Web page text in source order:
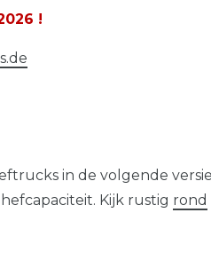
!
in de volgende
hefcapaciteit. Kijk rustig rond